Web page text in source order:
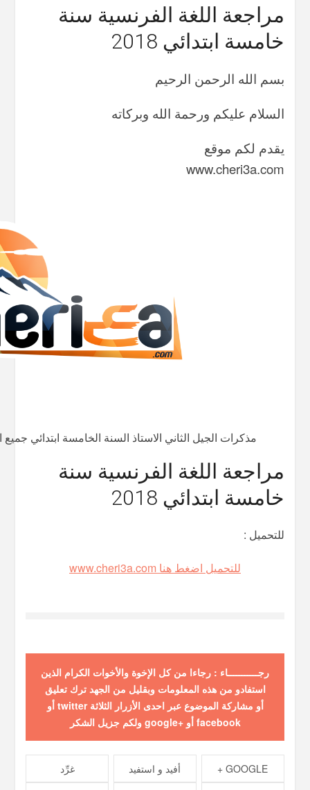
مراجعة اللغة الفرنسية سنة
خامسة ابتدائي 2018
بسم الله الرحمن الرحيم
السلام عليكم ورحمة الله وبركاته
يقدم لكم موقع
www.cheri3a.com
مذكرات الجيل الثاني الاستاذ السنة الخامسة ابتدائي جميع
مراجعة اللغة الفرنسية سنة
خامسة ابتدائي 2018
للتحميل :
للتحميل اضغط هنا www.cheri3a.com
رجـــــــــــاء : رجاءا من كل الإخوة والأخوات الكرام الذين
استفادو من هذه المعلومات وبقليل من الجهد ترك تعليق
أو مشاركة الموضوع عبر احدى الأزرار الثلاثة twitter أو
facebook أو +google ولكم جزيل الشكر
غرِّد أفيد و استفيد
GOOGLE +